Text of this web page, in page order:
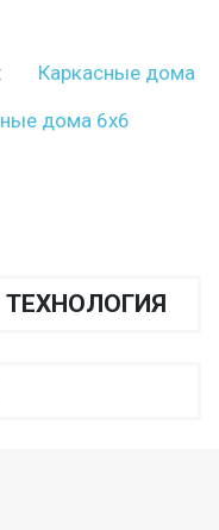
Каркасные дома
дома 6х6
ТЕХНОЛОГИЯ